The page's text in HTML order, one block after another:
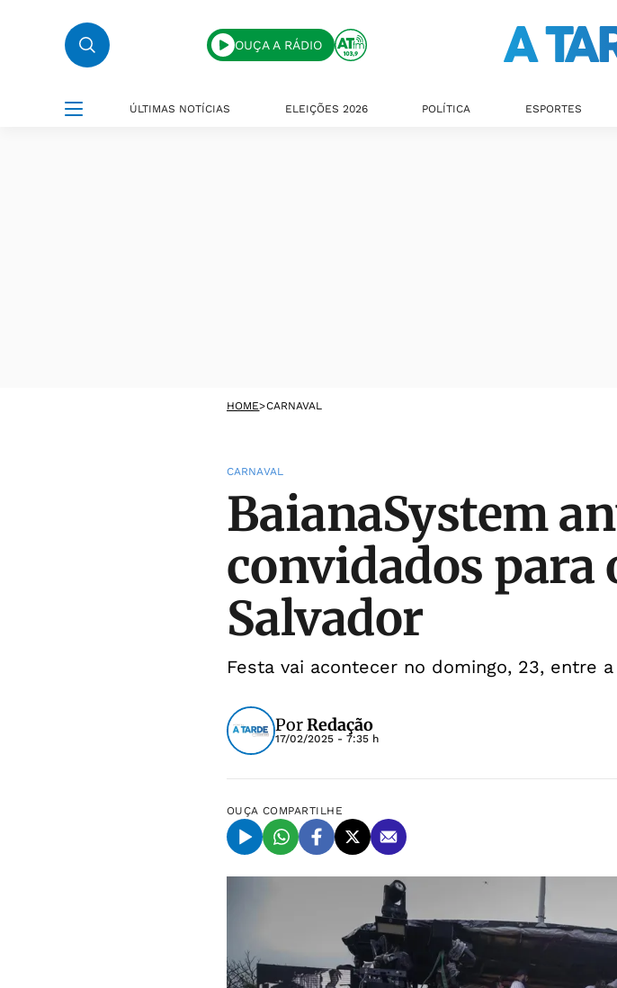
OUÇA A RÁDIO
ÚLTIMAS NOTÍCIAS ELEIÇÕES 2026 POLÍTICA ESPORTES
HOME>CARNAVAL
CARNAVAL
BaianaSystem
convidados para
Salvador
Festa vai acontecer no domingo, 23, entre
PorRedação
17/02/2025 - 7:35 h
OUÇA COMPARTILHE